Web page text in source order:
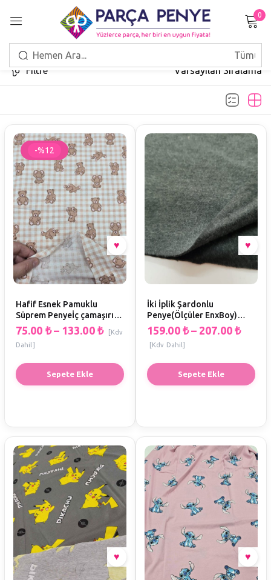
0
Filtre Varsayılan Sıralama
-%12
Sepete Ekle
Hafif Esnek Pamuklu
Süprem Penyeİç çamaşırı,
tişört, şort, pijama
yapımına uygun(Ölçüler
EnxBoy) G1
75.00 ₺ – 133.00 ₺
[Kdv
Dahil]
Sepete Ekle
İki İplik Şardonlu
Penye(Ölçüler EnxBoy)
(KOYU GRİ) A1
159.00 ₺ – 207.00 ₺
[Kdv Dahil]
Giriş Yap
HESAP OLUŞTUR